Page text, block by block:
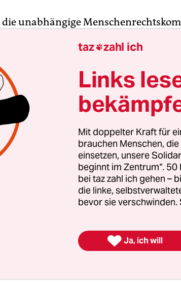
die unabhängige
Studenten von Ayotzinapa
hatten entgegen der offiziellen
Instanzen an den Taten
ein schwerer Schlag für Familien und
September 2014, aber auch für die
die in den letzten Jahren
„verschwunden worden“ sind.
taz zahl ich
Links
Mit doppelter Kraft für
brauchen Menschen,
einsetzen, unsere
beginnt im Zentrum“.
bei taz zahl ich gehen –
die linke,
bevor sie verschwinden.
 Ja, ich will